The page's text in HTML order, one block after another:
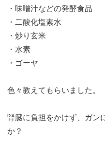
・味噌汁などの発酵食品
・二酸化塩素水
・炒り玄米
・水素
・ゴーヤ
色々教えてもらいました。
腎臓に負担をかけず、ガン
か？